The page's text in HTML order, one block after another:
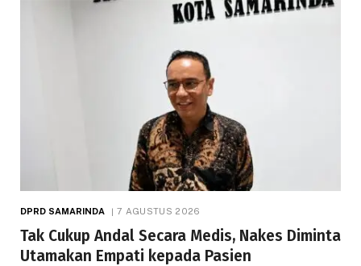
DPRD SAMARINDA 7 AGUSTUS 2026
Tak Cukup Andal Secara Medis, Nakes Diminta
Utamakan Empati kepada Pasien